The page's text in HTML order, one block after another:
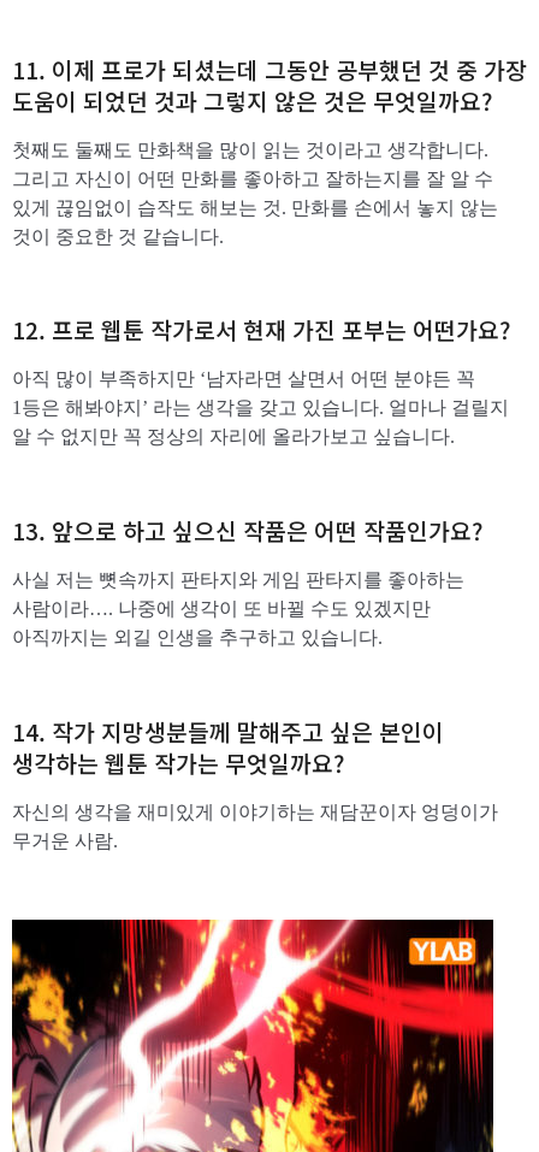
11. 이제 프로가 되셨는데 그동안 공부했던 것 중 가장
도움이 되었던 것과 그렇지 않은 것은 무엇일까요?
첫째도 둘째도 만화책을 많이 읽는 것이라고 생각합니다.
그리고 자신이 어떤 만화를 좋아하고 잘하는지를 잘 알 수
있게 끊임없이 습작도 해보는 것. 만화를 손에서 놓지 않는
것이 중요한 것 같습니다.
12. 프로 웹툰 작가로서 현재 가진 포부는 어떤가요?
아직 많이 부족하지만 ‘남자라면 살면서 어떤 분야든 꼭
1등은 해봐야지’ 라는 생각을 갖고 있습니다. 얼마나 걸릴지
알 수 없지만 꼭 정상의 자리에 올라가보고 싶습니다.
13. 앞으로 하고 싶으신 작품은 어떤 작품인가요?
사실 저는 뼛속까지 판타지와 게임 판타지를 좋아하는
사람이라…. 나중에 생각이 또 바뀔 수도 있겠지만
아직까지는 외길 인생을 추구하고 있습니다.
14. 작가 지망생분들께 말해주고 싶은 본인이
생각하는 웹툰 작가는 무엇일까요?
자신의 생각을 재미있게 이야기하는 재담꾼이자 엉덩이가
무거운 사람.